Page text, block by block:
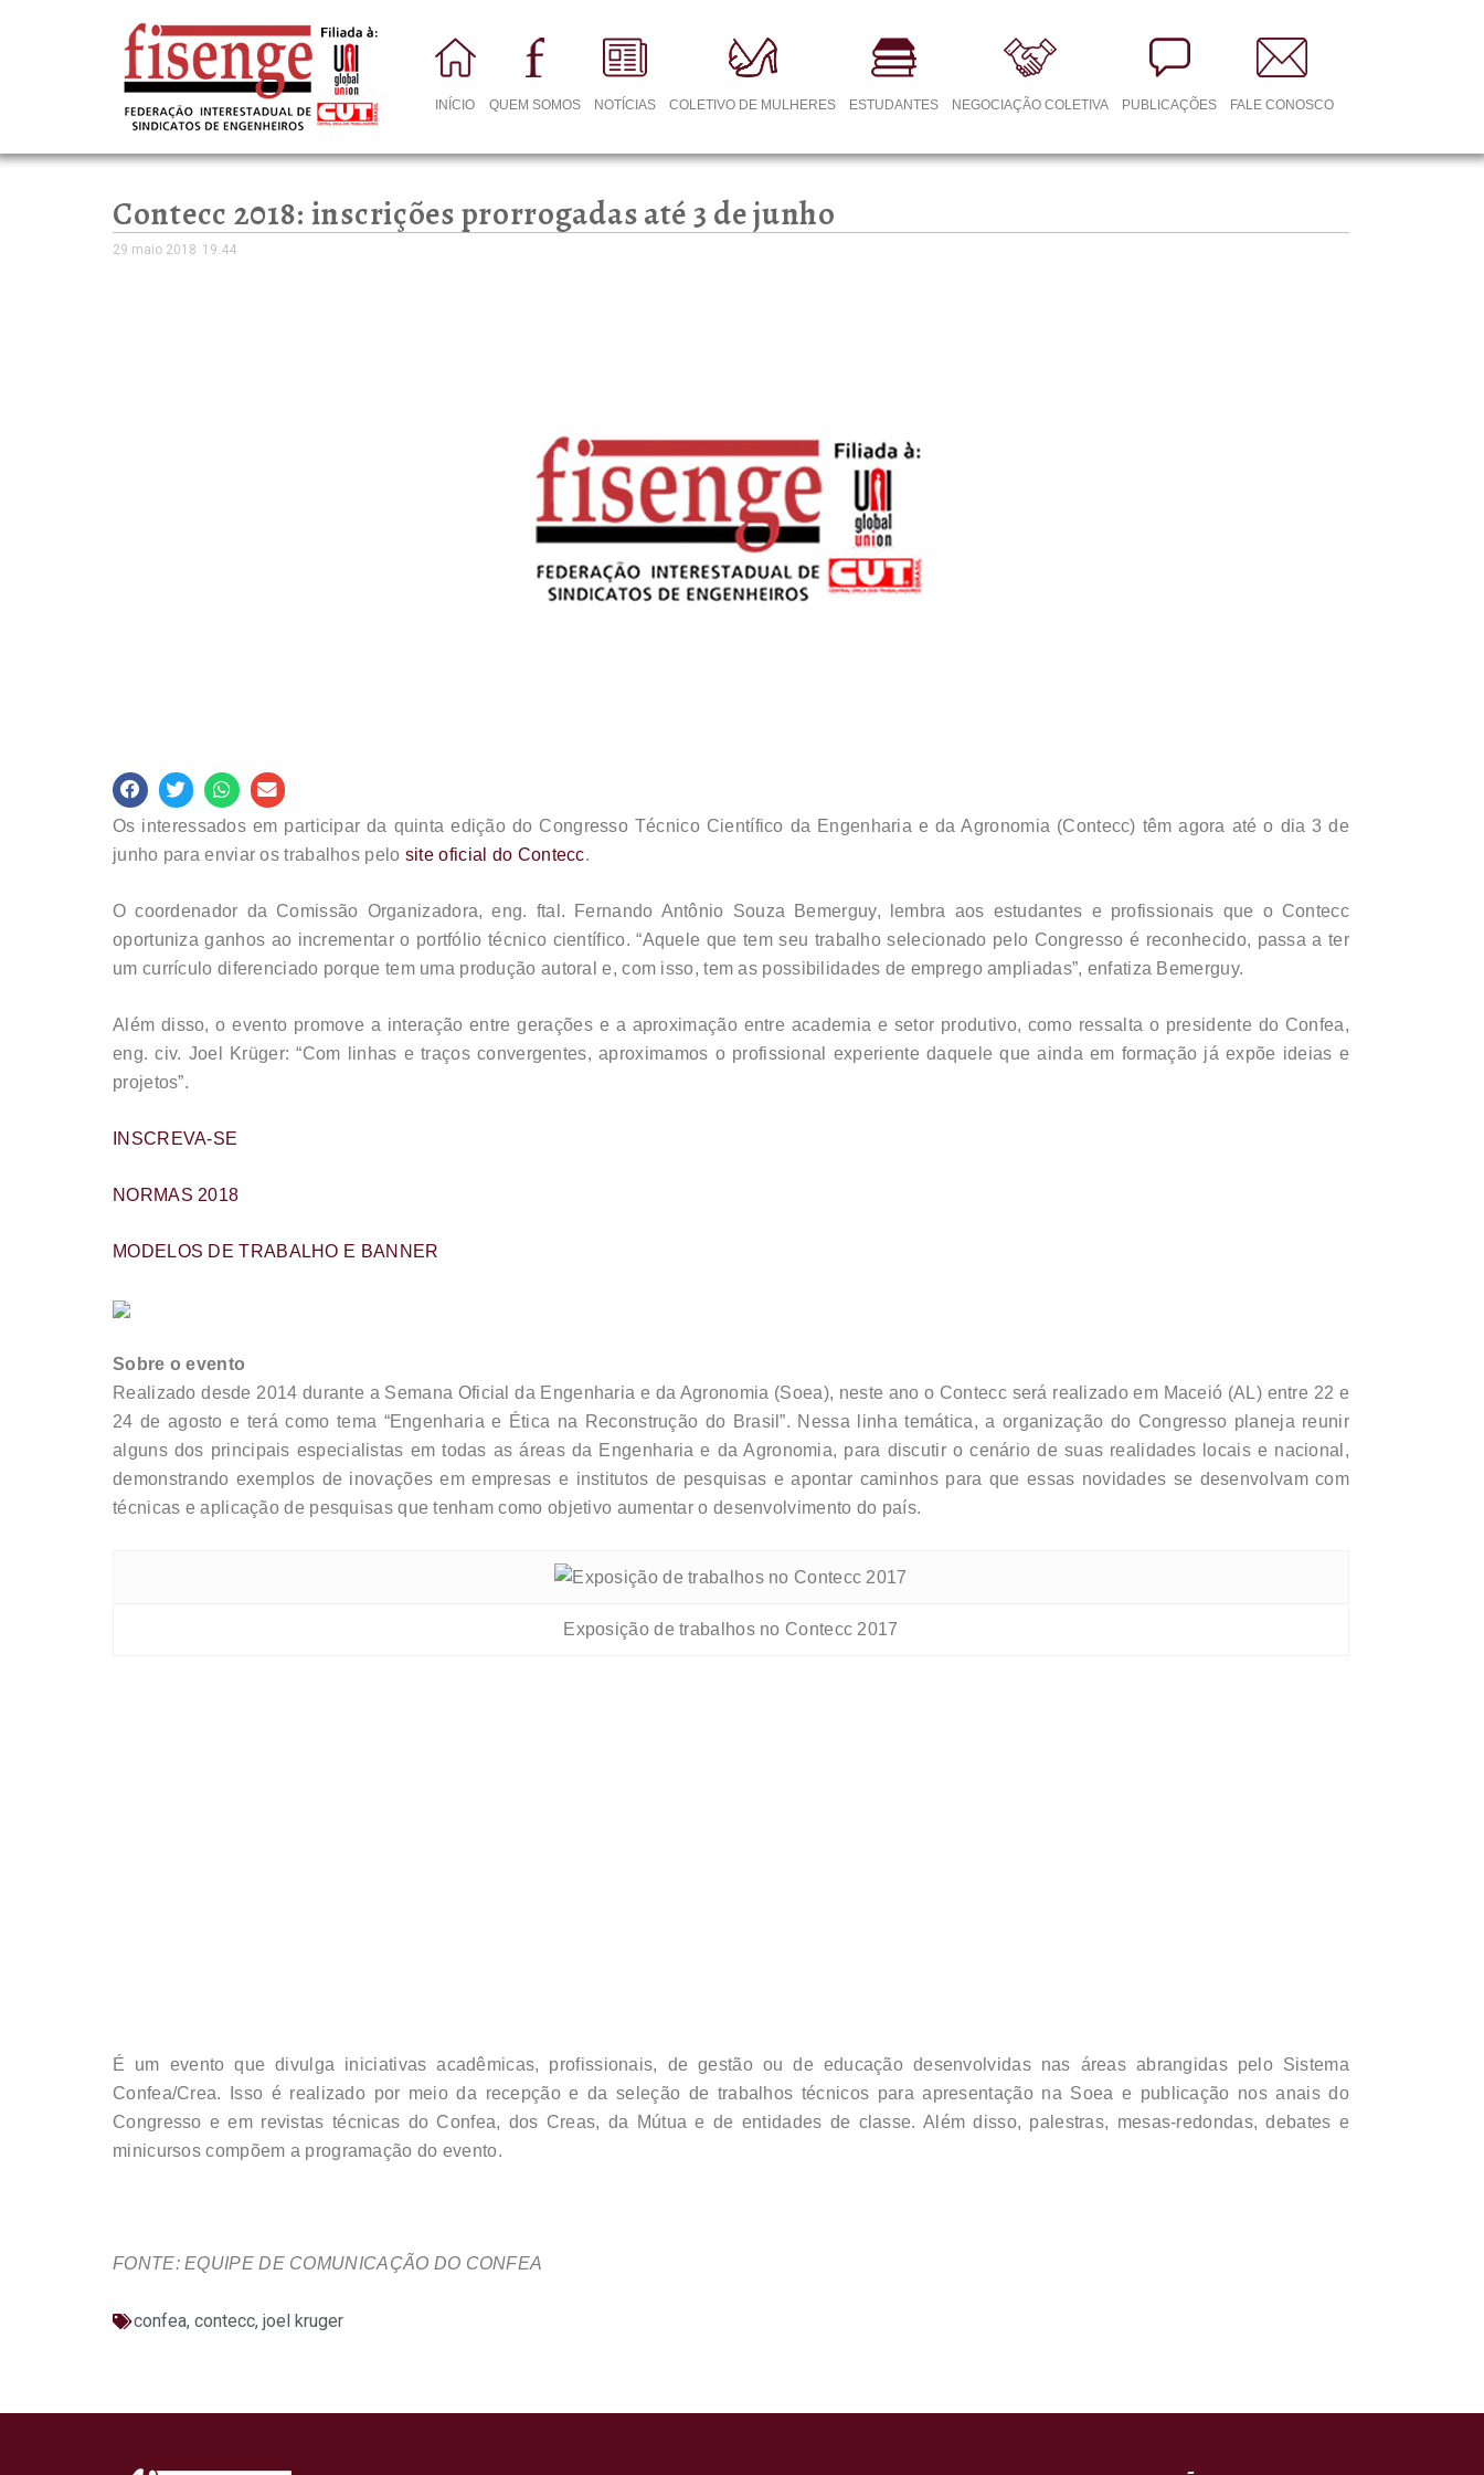
INÍCIO QUEM SOMOS NOTÍCIAS COLETIVO DE MULHERES ESTUDANTES NEGOCIAÇÃO COLETIVA PUBLICAÇÕES FALE CONOSCO
Contecc 2018: inscrições prorrogadas até 3 de junho
29 maio 2018 19:44
Os interessados em participar da quinta edição do Congresso Técnico Científico da Engenharia e da Agronomia (Contecc) têm agora até o dia 3 de
junho para enviar os trabalhos pelo site oficial do Contecc.
O coordenador da Comissão Organizadora, eng. ftal. Fernando Antônio Souza Bemerguy, lembra aos estudantes e profissionais que o Contecc
oportuniza ganhos ao incrementar o portfólio técnico científico. “Aquele que tem seu trabalho selecionado pelo Congresso é reconhecido, passa a ter
um currículo diferenciado porque tem uma produção autoral e, com isso, tem as possibilidades de emprego ampliadas”, enfatiza Bemerguy.
Além disso, o evento promove a interação entre gerações e a aproximação entre academia e setor produtivo, como ressalta o presidente do Confea,
eng. civ. Joel Krüger: “Com linhas e traços convergentes, aproximamos o profissional experiente daquele que ainda em formação já expõe ideias e
projetos”.
INSCREVA-SE
NORMAS 2018
MODELOS DE TRABALHO E BANNER
Sobre o evento
Realizado desde 2014 durante a Semana Oficial da Engenharia e da Agronomia (Soea), neste ano o Contecc será realizado em Maceió (AL) entre 22 e
24 de agosto e terá como tema “Engenharia e Ética na Reconstrução do Brasil”. Nessa linha temática, a organização do Congresso planeja reunir
alguns dos principais especialistas em todas as áreas da Engenharia e da Agronomia, para discutir o cenário de suas realidades locais e nacional,
demonstrando exemplos de inovações em empresas e institutos de pesquisas e apontar caminhos para que essas novidades se desenvolvam com
técnicas e aplicação de pesquisas que tenham como objetivo aumentar o desenvolvimento do país.
Exposição de trabalhos no Contecc 2017
É um evento que divulga iniciativas acadêmicas, profissionais, de gestão ou de educação desenvolvidas nas áreas abrangidas pelo Sistema
Confea/Crea. Isso é realizado por meio da recepção e da seleção de trabalhos técnicos para apresentação na Soea e publicação nos anais do
Congresso e em revistas técnicas do Confea, dos Creas, da Mútua e de entidades de classe. Além disso, palestras, mesas-redondas, debates e
minicursos compõem a programação do evento.
FONTE: EQUIPE DE COMUNICAÇÃO DO CONFEA
confea, contecc, joel kruger